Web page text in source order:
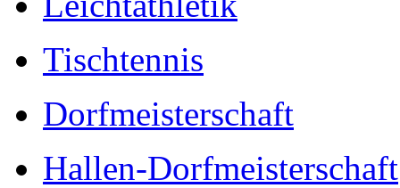
Tischtennis
Dorfmeisterschaft
Hallen-Dorfmeisterschaft